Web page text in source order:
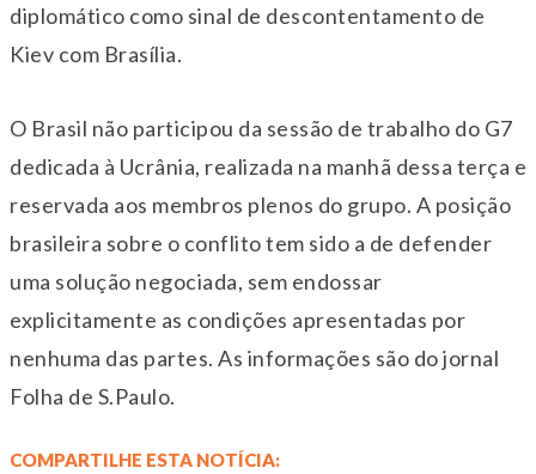
diplomático como sinal de descontentamento de
Kiev com Brasília.
O Brasil não participou da sessão de trabalho do G7
dedicada à Ucrânia, realizada na manhã dessa terça e
reservada aos membros plenos do grupo. A posição
brasileira sobre o conflito tem sido a de defender
uma solução negociada, sem endossar
explicitamente as condições apresentadas por
nenhuma das partes. As informações são do jornal
Folha de S.Paulo.
COMPARTILHE ESTA NOTÍCIA: